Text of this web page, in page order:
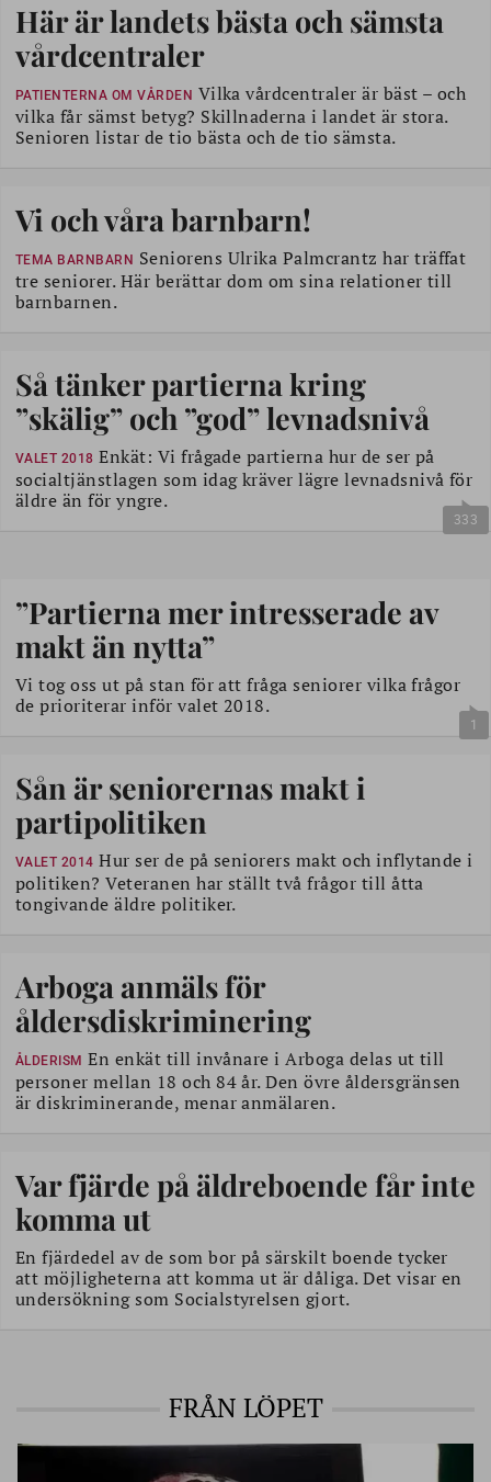
Här är landets bästa och sämsta
vårdcentraler
PATIENTERNA OM VÅRDEN Vilka vårdcentraler är bäst – och
vilka får sämst betyg? Skillnaderna i landet är stora.
Senioren listar de tio bästa och de tio sämsta.
Vi och våra barnbarn!
TEMA BARNBARN Seniorens Ulrika Palmcrantz har träffat
tre seniorer. Här berättar dom om sina relationer till
barnbarnen.
Så tänker partierna kring
”skälig” och ”god” levnadsnivå
VALET 2018 Enkät: Vi frågade partierna hur de ser på
socialtjänstlagen som idag kräver lägre levnadsnivå för
äldre än för yngre.
333
”Partierna mer intresserade av
makt än nytta”
Vi tog oss ut på stan för att fråga seniorer vilka frågor
de prioriterar inför valet 2018.
1
Sån är seniorernas makt i
partipolitiken
VALET 2014 Hur ser de på seniorers makt och inflytande i
politiken? Veteranen har ställt två frågor till åtta
tongivande äldre politiker.
Arboga anmäls för
åldersdiskriminering
ÅLDERISM En enkät till invånare i Arboga delas ut till
personer mellan 18 och 84 år. Den övre åldersgränsen
är diskriminerande, menar anmälaren.
Var fjärde på äldreboende får inte
komma ut
En fjärdedel av de som bor på särskilt boende tycker
att möjligheterna att komma ut är dåliga. Det visar en
undersökning som Socialstyrelsen gjort.
FRÅN LÖPET